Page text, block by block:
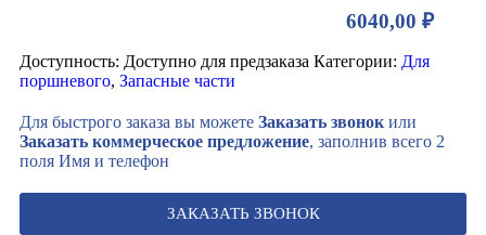
6040,00 ₽
Доступность: Доступно для предзаказа Категории: Для
поршневого, Запасные части
Для быстрого заказа вы можете Заказать звонок или
Заказать коммерческое предложение, заполнив всего 2
поля Имя и телефон
ЗАКАЗАТЬ ЗВОНОК